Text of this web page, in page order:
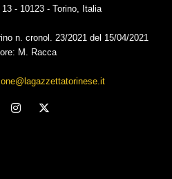
- 10123 - Torino, Italia
n. cronol. 23/2021 del 15/04/2021
M. Racca